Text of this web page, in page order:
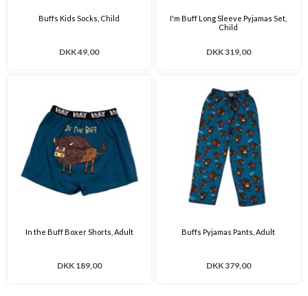
Buffs Kids Socks, Child
DKK 49,00
I'm Buff Long Sleeve Pyjamas Set,
Child
DKK 319,00
In the Buff Boxer Shorts, Adult
DKK 189,00
Buffs Pyjamas Pants, Adult
DKK 379,00